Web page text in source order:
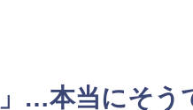
…本当にそう